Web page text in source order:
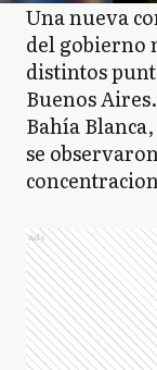
Una nueva
del gobierno
distintos
Buenos
Bahía
se
Ads